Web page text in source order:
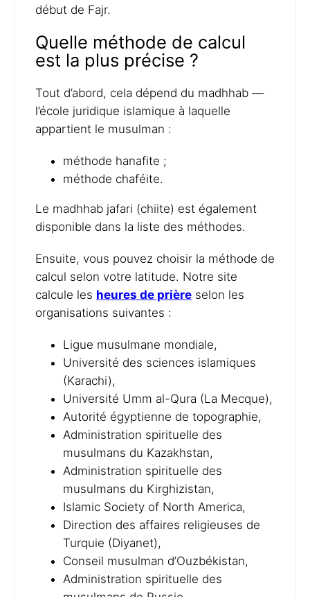
début de Fajr.
Quelle méthode de calcul
est la plus précise ?
Tout d’abord, cela dépend du madhhab —
l’école juridique islamique à laquelle
appartient le musulman :
méthode hanafite ;
méthode chaféite.
Le madhhab jafari (chiite) est également
disponible dans la liste des méthodes.
Ensuite, vous pouvez choisir la méthode de
calcul selon votre latitude. Notre site
calcule les heures de prière selon les
organisations suivantes :
Ligue musulmane mondiale,
Université des sciences islamiques
(Karachi),
Université Umm al-Qura (La Mecque),
Autorité égyptienne de topographie,
Administration spirituelle des
musulmans du Kazakhstan,
Administration spirituelle des
musulmans du Kirghizistan,
Islamic Society of North America,
Direction des affaires religieuses de
Turquie (Diyanet),
Conseil musulman d’Ouzbékistan,
Administration spirituelle des